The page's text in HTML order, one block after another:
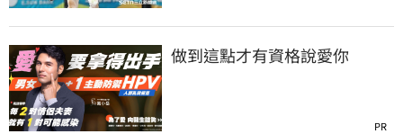
做到這點才有資格說愛你
PR